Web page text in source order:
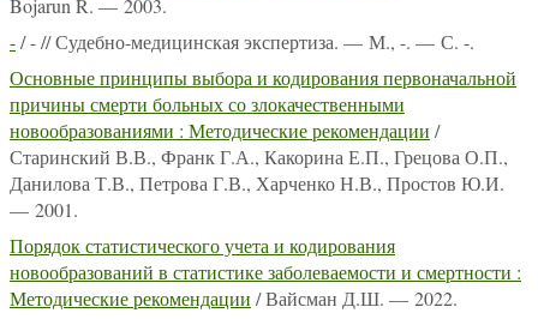
Bojarun R. — 2003.
-/ - // Судебно-медицинская экспертиза. — М., -. — С. -.
Основные принципы выбора и кодирования первоначальной
причины смерти больных со злокачественными
новообразованиями : Методические рекомендации /
Старинский В.В., Франк Г.А., Какорина Е.П., Грецова О.П.,
Данилова Т.В., Петрова Г.В., Харченко Н.В., Простов Ю.И.
— 2001.
Порядок статистического учета и кодирования
новообразований в статистике заболеваемости и смертности :
Методические рекомендации / Вайсман Д.Ш. — 2022.